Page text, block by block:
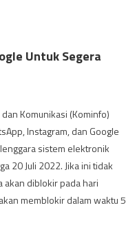
Untuk Segera
Komunikasi (Kominfo)
Instagram, dan Google
sistem elektronik
20 Juli 2022. Jika ini tidak
akan diblokir pada hari
memblokir dalam waktu 5